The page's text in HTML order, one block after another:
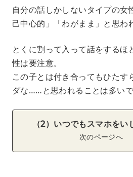
自分の話しかしないタイプの女
己中心的」「わがまま」と思わ
とくに割って入って話をするほ
性は要注意。
この子とは付き合ってもひたす
ダな……と思われることは多いで
（2）いつでもスマホをい
次のページへ